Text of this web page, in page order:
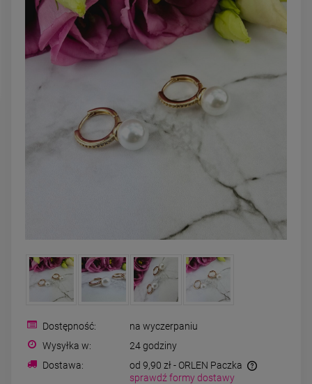
DO KOSZYKA
powiadom o
CHIRURGICZNA motylek
czarny
39,00 zł
Dostępność:
na wyczerpaniu
Wysyłka w:
24 godziny
Dostawa:
od 9,90 zł - ORLEN Paczka
sprawdź formy dostawy